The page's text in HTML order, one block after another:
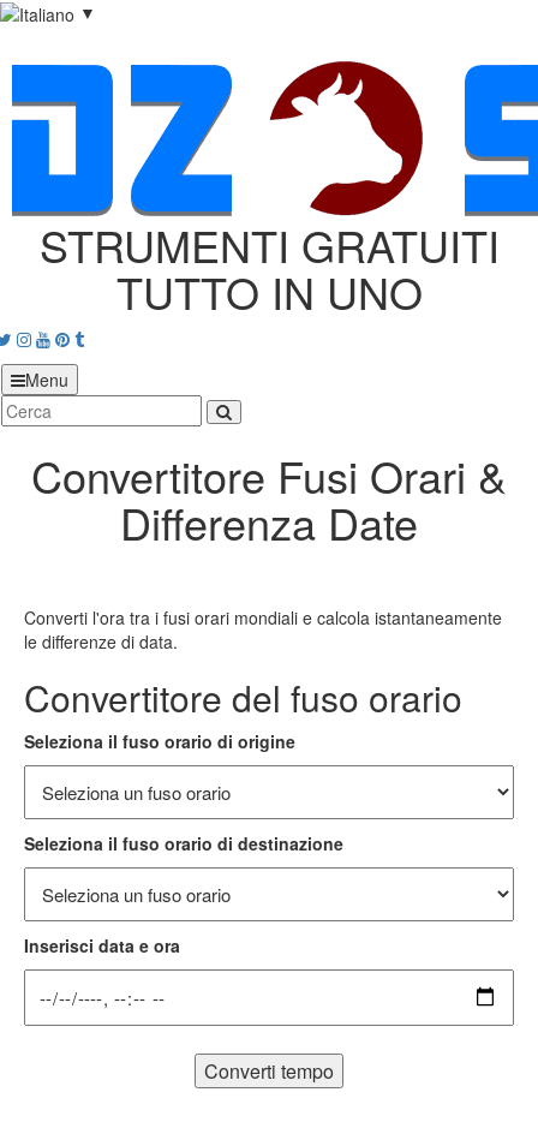
▼
STRUMENTI GRATUITI
TUTTO IN UNO
Twitter
Instagram
Youtube
Pinterest
tumblr
Menu
Convertitore Fusi Orari &
Differenza Date
Converti l'ora tra i fusi orari mondiali e calcola istantaneamente
le differenze di data.
Convertitore del fuso orario
Seleziona il fuso orario di origine
Seleziona il fuso orario di destinazione
Inserisci data e ora
Converti tempo